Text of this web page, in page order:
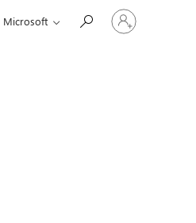
Microsoft
Влезте
във
вашия